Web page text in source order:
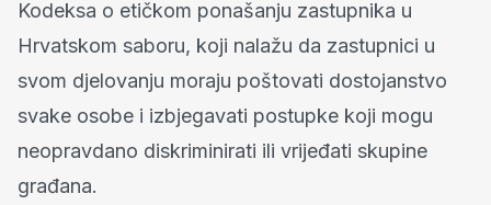
Kodeksa o etičkom ponašanju zastupnika u
Hrvatskom saboru, koji nalažu da zastupnici u
svom djelovanju moraju poštovati dostojanstvo
svake osobe i izbjegavati postupke koji mogu
neopravdano diskriminirati ili vrijeđati skupine
građana.